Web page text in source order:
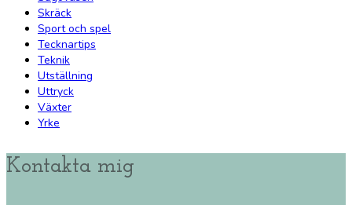
Skräck
Sport och spel
Tecknartips
Teknik
Utställning
Uttryck
Växter
Yrke
Kontakta mig